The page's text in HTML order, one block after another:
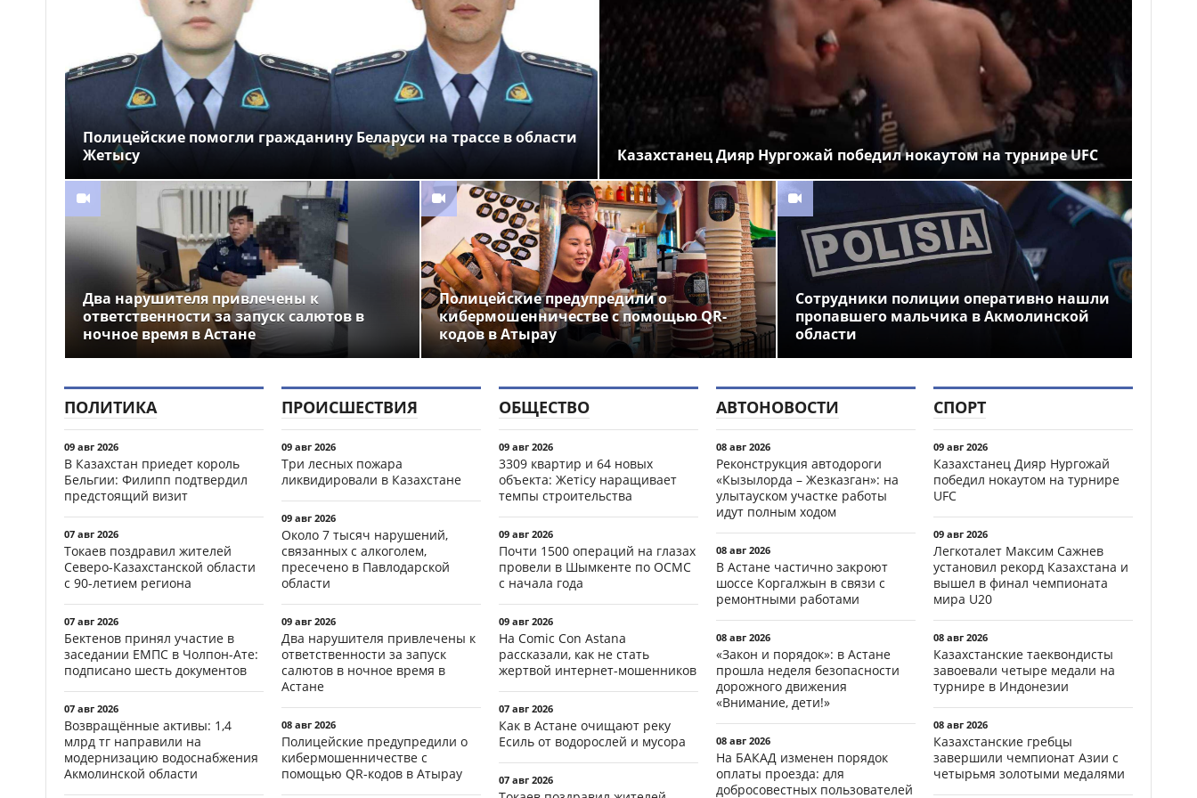
новые арт-композиции
украсили Алматы
Полиция предупреждает
граждан о новой схеме
телефонного мошенничества
Полицейские помогли гражданину Беларуси на трассе в области
Жетысу
Казахстанец Дияр Нургожай победил нокаутом на турнире UFC
Два нарушителя привлечены к
ответственности за запуск салютов в
ночное время в Астане
Полицейские предупредили о
кибермошенничестве с помощью QR-
кодов в Атырау
Сотрудники полиции оперативно нашли
пропавшего мальчика в Акмолинской
области
ПОЛИТИКА
09 авг 2026
В Казахстан приедет король
Бельгии: Филипп подтвердил
предстоящий визит
07 авг 2026
Токаев поздравил жителей
Северо-Казахстанской области
с 90-летием региона
07 авг 2026
Бектенов принял участие в
заседании ЕМПС в Чолпон-Ате:
подписано шесть документов
07 авг 2026
Возвращённые активы: 1,4
млрд тг направили на
модернизацию водоснабжения
Акмолинской области
ПРОИСШЕСТВИЯ
09 авг 2026
Три лесных пожара
ликвидировали в Казахстане
09 авг 2026
Около 7 тысяч нарушений,
связанных с алкоголем,
пресечено в Павлодарской
области
09 авг 2026
Два нарушителя привлечены к
ответственности за запуск
салютов в ночное время в
Астане
08 авг 2026
Полицейские предупредили о
кибермошенничестве с
помощью QR-кодов в Атырау
ОБЩЕСТВО
09 авг 2026
3309 квартир и 64 новых
объекта: Жетісу наращивает
темпы строительства
09 авг 2026
Почти 1500 операций на глазах
провели в Шымкенте по ОСМС
с начала года
09 авг 2026
На Comic Con Astana
рассказали, как не стать
жертвой интернет-мошенников
07 авг 2026
Как в Астане очищают реку
Есиль от водорослей и мусора
07 авг 2026
АВТОНОВОСТИ
08 авг 2026
Реконструкция автодороги
«Кызылорда – Жезказган»: на
улытауском участке работы
идут полным ходом
08 авг 2026
В Астане частично закроют
шоссе Коргалжын в связи с
ремонтными работами
08 авг 2026
«Закон и порядок»: в Астане
прошла неделя безопасности
дорожного движения
«Внимание, дети!»
08 авг 2026
На БАКАД изменен порядок
оплаты проезда: для
добросовестных пользователей
СПОРТ
09 авг 2026
Казахстанец Дияр Нургожай
победил нокаутом на турнире
UFC
09 авг 2026
Легкоталет Максим Сажнев
установил рекорд Казахстана и
вышел в финал чемпионата
мира U20
08 авг 2026
Казахстанские таеквондисты
завоевали четыре медали на
турнире в Индонезии
08 авг 2026
Казахстанские гребцы
завершили чемпионат Азии с
четырьмя золотыми медалями